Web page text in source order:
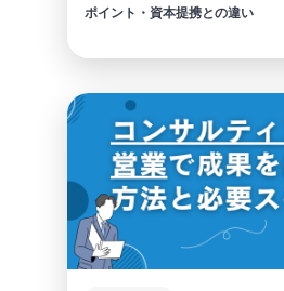
ポイント・資本提携との違い